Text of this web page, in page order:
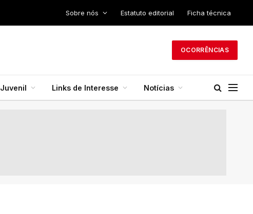
Sobre nós Estatuto editorial Ficha técnica
OCORRÊNCIAS
Links de Interesse Notícias